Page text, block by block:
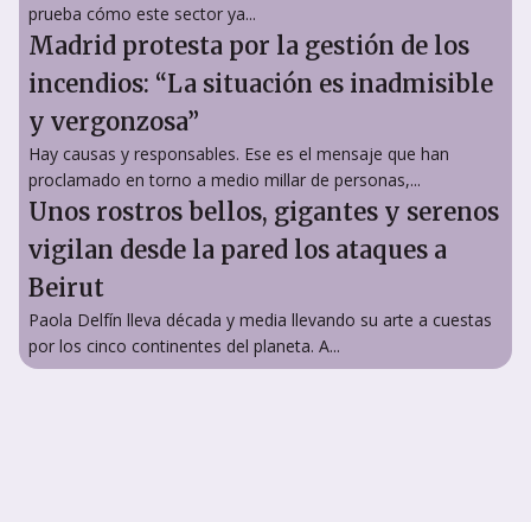
prueba cómo este sector ya...
Madrid protesta por la gestión de los
incendios: “La situación es inadmisible
y vergonzosa”
Hay causas y responsables. Ese es el mensaje que han
proclamado en torno a medio millar de personas,...
Unos rostros bellos, gigantes y serenos
vigilan desde la pared los ataques a
Beirut
Paola Delfín lleva década y media llevando su arte a cuestas
por los cinco continentes del planeta. A...